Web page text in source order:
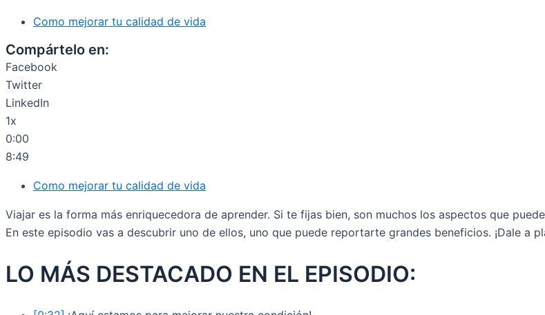
Como mejorar tu calidad de vida
Compártelo en:
Facebook
Twitter
LinkedIn
1x
0:00
8:49
Como mejorar tu calidad de vida
Viajar es la forma más enriquecedora de aprender. Si te fijas bien, son muchos los aspectos que
En este episodio vas a descubrir uno de ellos, uno que puede reportarte grandes beneficios. ¡Dale a
LO MÁS DESTACADO EN EL EPISODIO: